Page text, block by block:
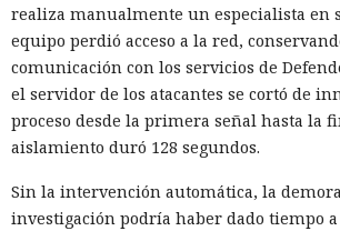
realiza manualmente un especialista en
equipo perdió acceso a la red,
comunicación con los servicios de
el servidor de los atacantes se cortó de
proceso desde la primera señal hasta la
aislamiento duró 128 segundos.
Sin la intervención automática, la
investigación podría haber dado tiempo a